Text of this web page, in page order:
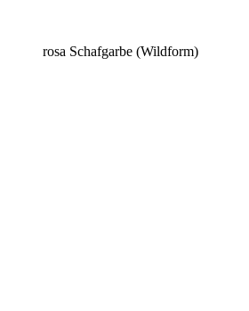
rosa Schafgarbe (Wildform)